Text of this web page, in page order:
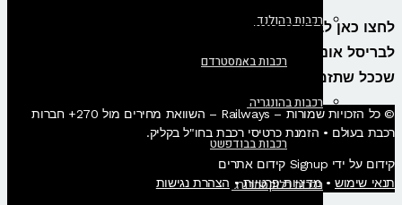
רכבות בהולנד
רכבות באמסטרדם
רכבות בהונגריה
רכבות בבודפשט
רכבות בלוקסמבורג
לחצו כאן לבדיקת זמינות ורכישת כרטיסים לרכבת מלונדון
לבריסל אונליין – מומלץ להזמין את הכרטיסים מראש משום
שככל שתזמינו מוקדם יותר, כך המחיר יהיה נמוך יותר!
© כל הזכויות שמורות – Railways – השוואת מחירים מול 270+ חברות
רכבת בעולם • הזמנת כרטיסי רכבת בחו"ל בקליק​.
קידום על ידי Signup קידום אתרים
תנאי שימוש •מדיניות פרטיות• הצהרת נגישות